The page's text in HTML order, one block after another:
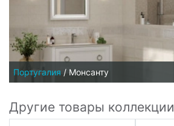
Португалия / Монсанту
Другие товары коллекции